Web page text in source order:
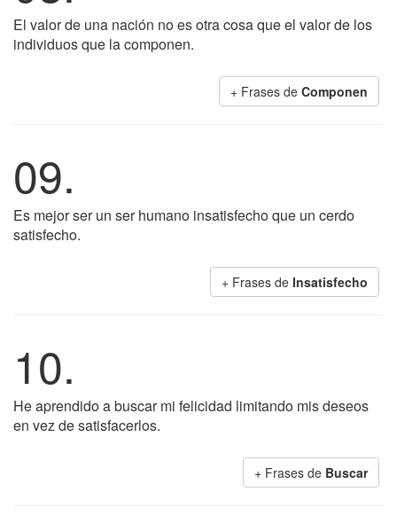
El valor de una nación no es otra cosa que el valor de los
individuos que la componen.
+ Frases de Componen
09.
Es mejor ser un ser humano insatisfecho que un cerdo
satisfecho.
+ Frases de Insatisfecho
10.
He aprendido a buscar mi felicidad limitando mis deseos
en vez de satisfacerlos.
+ Frases de Buscar